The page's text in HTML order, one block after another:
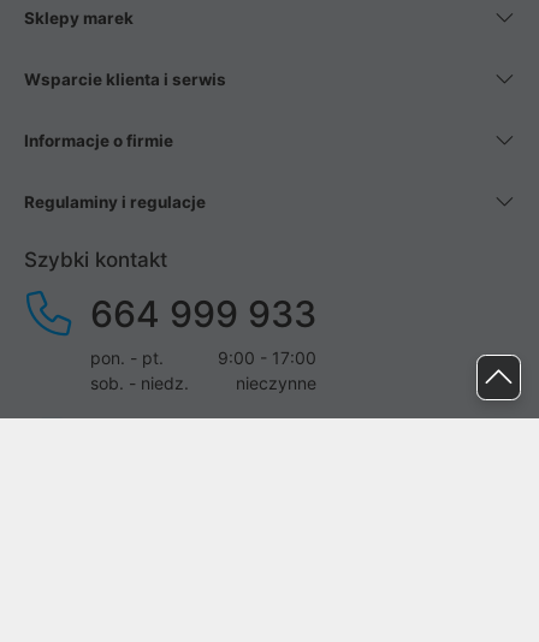
Sklepy marek
Wsparcie klienta i serwis
Informacje o firmie
Regulaminy i regulacje
Szybki kontakt
664 999 933
pon. - pt.
9:00 - 17:00
sob. - niedz.
nieczynne